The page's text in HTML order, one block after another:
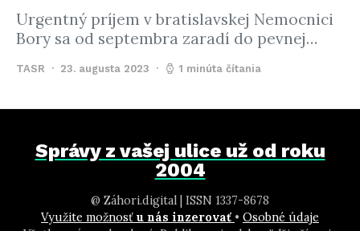
Urgentný príjem v bratislavskej Nemocnici
Bory sa od septembra zaradí do pevnej…
TASR 23. augusta 2023 1 minúta čítania
Správy z vašej ulice už od roku
2004
@ Záhori.digital | ISSN 1337-8678
Využite možnosť u nás inzerovať • Osobné údaje